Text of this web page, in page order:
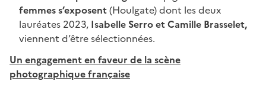
femmes s’exposent(Houlgate) dont les deux
lauréates 2023, Isabelle Serro et Camille Brasselet,
viennent d’être sélectionnées.
Un engagement en faveur de la scène
photographique française